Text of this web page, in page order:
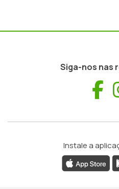
Siga-nos nas
Instale a